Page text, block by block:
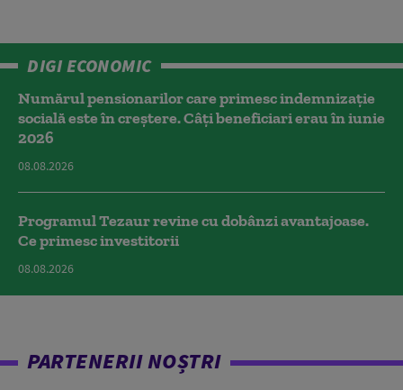
DIGI ECONOMIC
Numărul pensionarilor care primesc indemnizaţie
socială este în creștere. Câți beneficiari erau în iunie
2026
08.08.2026
Programul Tezaur revine cu dobânzi avantajoase.
Ce primesc investitorii
08.08.2026
PARTENERII NOȘTRI